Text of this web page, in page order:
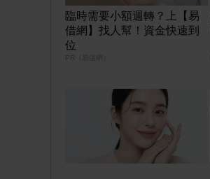
臨時需要小額週轉？上【易
借網】找人幫！資金快速到
位
PR（易借網）